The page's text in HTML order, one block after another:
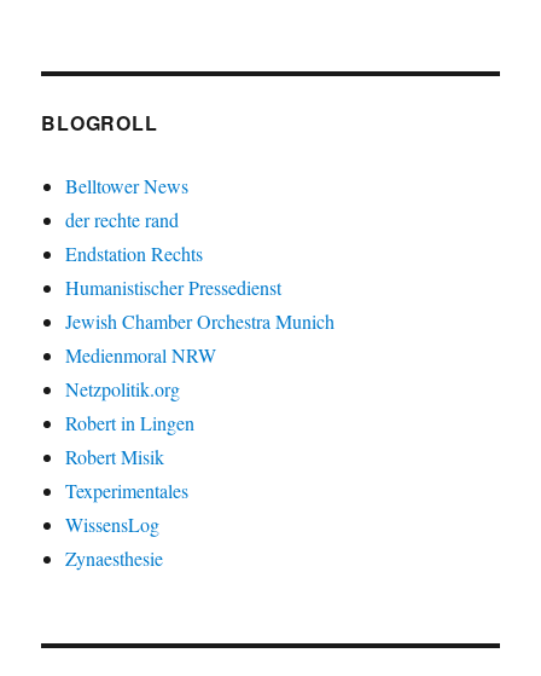
BLOGROLL
Belltower News
der rechte rand
Endstation Rechts
Humanistischer Pressedienst
Jewish Chamber Orchestra Munich
Medienmoral NRW
Netzpolitik.org
Robert in Lingen
Robert Misik
Texperimentales
WissensLog
Zynaesthesie